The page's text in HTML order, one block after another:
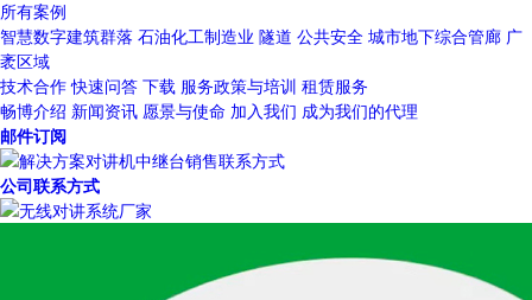
所有案例
智慧数字建筑群落 石油化工制造业 隧道 公共安全 城市地下综合管廊 广
袤区域
技术合作 快速问答 下载 服务政策与培训 租赁服务
畅博介绍 新闻资讯 愿景与使命 加入我们 成为我们的代理
邮件订阅
公司联系方式